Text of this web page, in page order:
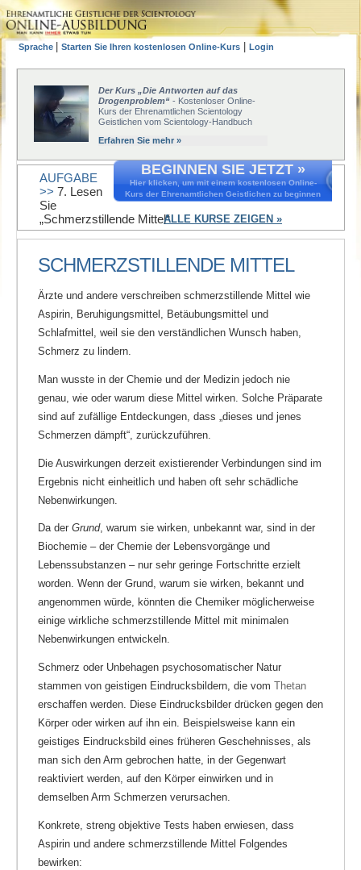
Sprache Starten Sie Ihren kostenlosen Online-Kurs Login
Der Kurs „Die Antworten auf das
Drogenproblem“ - Kostenloser Online-
Kurs der Ehrenamtlichen Scientology
Geistlichen vom Scientology-Handbuch
Erfahren Sie mehr »
BEGINNEN SIE JETZT »
Hier klicken, um mit einem kostenlosen Online-
Kurs der Ehrenamtlichen Geistlichen zu beginnen
ALLE KURSE ZEIGEN »
AUFGABE
>> 7. Lesen
Sie
„Schmerzstillende Mittel“
SCHMERZSTILLENDE MITTEL
Ärzte und andere verschreiben schmerzstillende Mittel wie
Aspirin, Beruhigungsmittel, Betäubungsmittel und
Schlafmittel, weil sie den verständlichen Wunsch haben,
Schmerz zu lindern.
Man wusste in der Chemie und der Medizin jedoch nie
genau, wie oder warum diese Mittel wirken. Solche Präparate
sind auf zufällige Entdeckungen, dass „dieses und jenes
Schmerzen dämpft“, zurückzuführen.
Die Auswirkungen derzeit existierender Verbindungen sind im
Ergebnis nicht einheitlich und haben oft sehr schädliche
Nebenwirkungen.
Da der Grund, warum sie wirken, unbekannt war, sind in der
Biochemie – der Chemie der Lebensvorgänge und
Lebenssubstanzen – nur sehr geringe Fortschritte erzielt
worden. Wenn der Grund, warum sie wirken, bekannt und
angenommen würde, könnten die Chemiker möglicherweise
einige wirkliche schmerzstillende Mittel mit minimalen
Nebenwirkungen entwickeln.
Schmerz oder Unbehagen psychosomatischer Natur
stammen von geistigen Eindrucksbildern, die vom Thetan
erschaffen werden. Diese Eindrucksbilder drücken gegen den
Körper oder wirken auf ihn ein. Beispielsweise kann ein
geistiges Eindrucksbild eines früheren Geschehnisses, als
man sich den Arm gebrochen hatte, in der Gegenwart
reaktiviert werden, auf den Körper einwirken und in
demselben Arm Schmerzen verursachen.
Konkrete, streng objektive Tests haben erwiesen, dass
Aspirin und andere schmerzstillende Mittel Folgendes
bewirken: